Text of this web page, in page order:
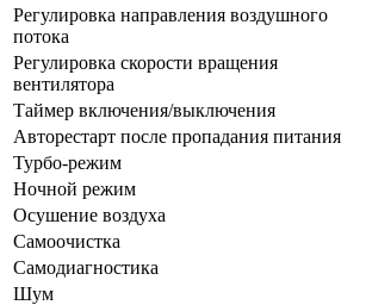
Регулировка направления воздушного
потока
Регулировка скорости вращения
вентилятора
Таймер включения/выключения
Авторестарт после пропадания питания
Турбо-режим
Ночной режим
Осушение воздуха
Самоочистка
Самодиагностика
Шум